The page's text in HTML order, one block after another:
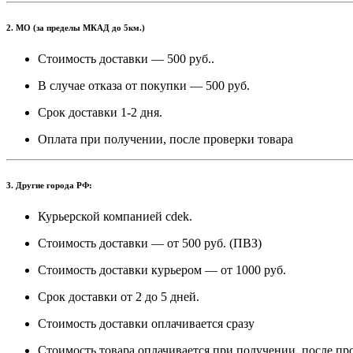
2. МО (за пределы МКАД до 5км.)
Стоимость доставки — 500 руб..
В случае отказа от покупки — 500 руб.
Срок доставки 1-2 дня.
Оплата при получении, после проверки товара
3. Другие города РФ:
Курьерской компанией cdek.
Стоимость доставки — от 500 руб. (ПВЗ)
Стоимость доставки курьером — от 1000 руб.
Срок доставки от 2 до 5 дней.
Стоимость доставки оплачивается сразу